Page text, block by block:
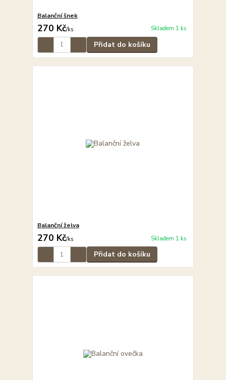
Balanční šnek
270 Kč/ks Skladem 1 ks
Přidat do košíku
Balanční želva
270 Kč/ks Skladem 1 ks
Přidat do košíku